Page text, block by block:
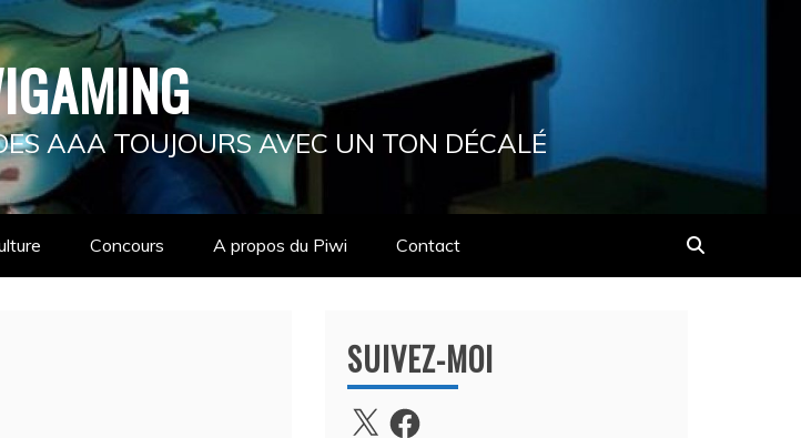
AAA TOUJOURS AVEC UN TON DÉCALÉ
Concours A propos du Piwi Contact
SUIVEZ-MOI
X Facebook